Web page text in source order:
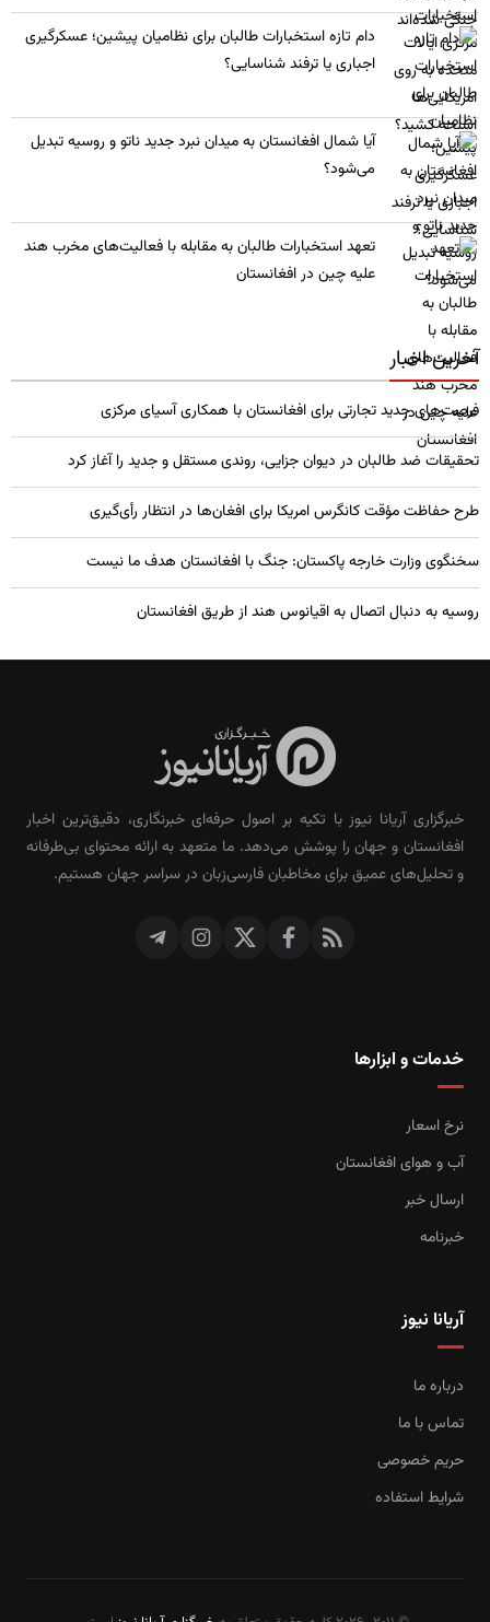
​دام تازه استخبارات طالبان برای نظامیان پیشین؛ عسکرگیری
اجباری یا ترفند شناسایی؟
​آیا شمال افغانستان به میدان نبرد جدید ناتو و روسیه تبدیل
می‌شود؟
تعهد استخبارات طالبان به مقابله با فعالیت‌های مخرب هند
علیه چین در افغانستان
آخرین اخبار
فرصت‌های جدید تجارتی برای افغانستان با همکاری آسیای مرکزی
تحقیقات ضد طالبان در دیوان جزایی، روندی مستقل و جدید را آغاز کرد
طرح حفاظت مؤقت کانگرس امریکا برای افغان‌ها در انتظار رأی‌گیری
سخنگوی وزارت خارجه پاکستان: جنگ با افغانستان هدف ما نیست
روسیه به دنبال اتصال به اقیانوس هند از طریق افغانستان
خبرگزاری آریانا نیوز با تکیه بر اصول حرفه‌ای خبرنگاری، دقیق‌ترین اخبار
افغانستان و جهان را پوشش می‌دهد. ما متعهد به ارائه محتوای بی‌طرفانه
و تحلیل‌های عمیق برای مخاطبان فارسی‌زبان در سراسر جهان هستیم.
خدمات و ابزارها
نرخ اسعار
آب و هوای افغانستان
ارسال خبر
خبرنامه
آریانا نیوز
درباره ما
تماس با ما
حریم خصوصی
شرایط استفاده